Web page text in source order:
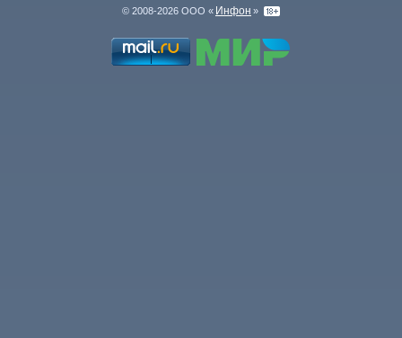
© 2008-2026 ООО « Инфон »